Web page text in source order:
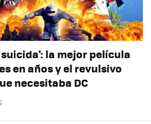
la mejor película
en años y el revulsivo
necesitaba DC